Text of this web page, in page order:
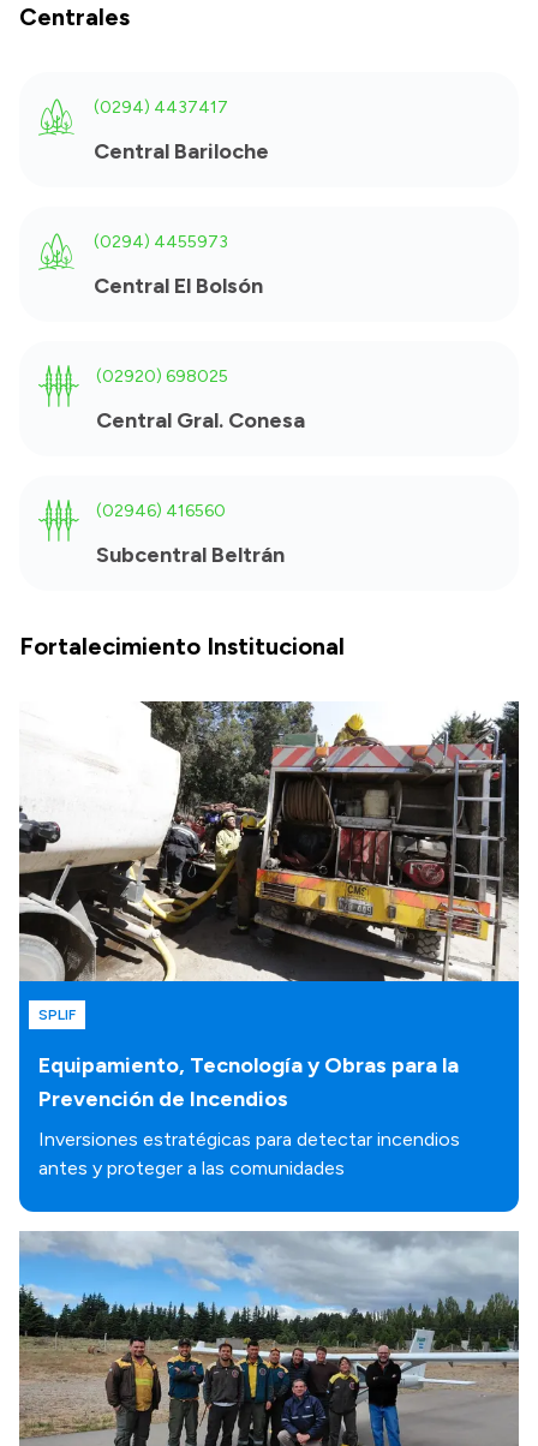
Centrales
Central Bariloche
(0294) 4437417
Central El Bolsón
(0294) 4455973
Central Gral. Conesa
(02920) 698025
Subcentral Beltrán
(02946) 416560
Fortalecimiento Institucional
Equipamiento, Tecnología y Obras para la
Prevención de Incendios
SPLIF
Inversiones estratégicas para detectar incendios
antes y proteger a las comunidades